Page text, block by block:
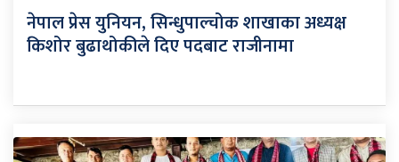
नेपाल प्रेस युनियन, सिन्धुपाल्चोक शाखाका अध्यक्ष
किशोर बुढाथोकीले दिए पदबाट राजीनामा